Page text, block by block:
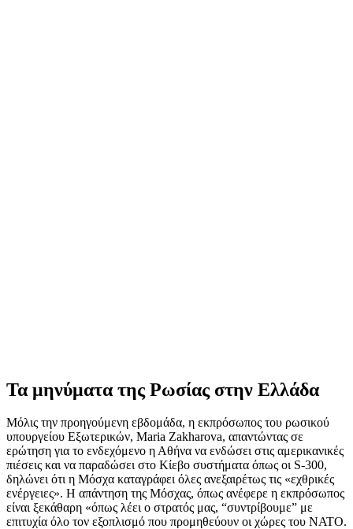
Τα μηνύματα της Ρωσίας στην Ελλάδα
Μόλις την προηγούμενη εβδομάδα, η εκπρόσωπος του ρωσικού
υπουργείου Εξωτερικών, Maria Zakharova, απαντώντας σε
ερώτηση για το ενδεχόμενο η Αθήνα να ενδώσει στις αμερικανικές
πιέσεις και να παραδώσει στο Κίεβο συστήματα όπως οι S-300,
δηλώνει ότι η Μόσχα καταγράφει όλες ανεξαιρέτως τις «εχθρικές
ενέργειες». Η απάντηση της Μόσχας, όπως ανέφερε η εκπρόσωπος
είναι ξεκάθαρη «όπως λέει ο στρατός μας, “συντρίβουμε” με
επιτυχία όλο τον εξοπλισμό που προμηθεύουν οι χώρες του ΝΑΤΟ.